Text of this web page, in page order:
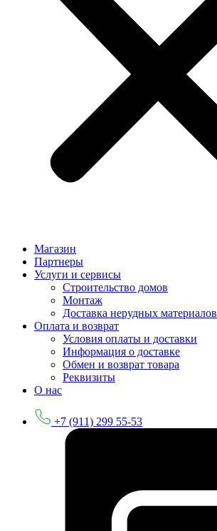
Магазин
Партнеры
Услуги и сервисы
Строительство домов
Монтаж
Доставка нерудных материалов
Оплата и возврат
Условия оплаты и доставки
Информация о доставке
Обмен и возврат товара
Реквизиты
О нас
+7 (911) 299 55-53